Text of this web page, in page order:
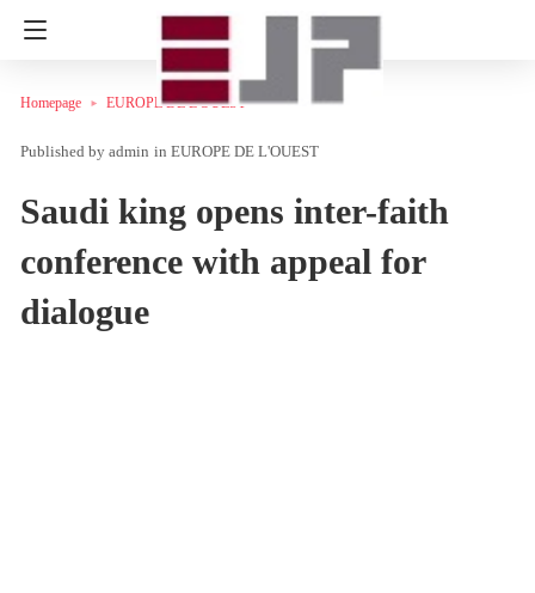
Homepage EUROPE DE L'OUEST
admin in EUROPE DE L'OUEST
Saudi king opens inter-faith
conference with appeal for
dialogue